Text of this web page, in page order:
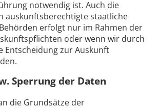
notwendig ist. Auch die
auskunftsberechtigte staatliche
erfolgt nur im Rahmen der
oder wenn wir durch
Entscheidung zur Auskunft
Sperrung der Daten
die Grundsätze der